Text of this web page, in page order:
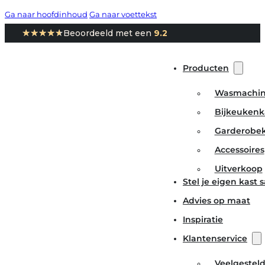
Ga naar hoofdinhoud Ga naar voettekst
★★★★★
★★★★★Beoordeeld met een 9.2
Producten
Accessoires
Uitverkoop
Stel je eigen kast
Advies op maat
Inspiratie
Klantenservice